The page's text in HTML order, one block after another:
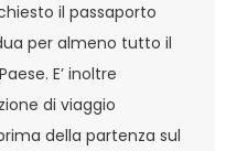
il passaporto
per almeno tutto il
E’ inoltre
di viaggio
della partenza sul